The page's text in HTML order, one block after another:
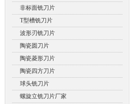
非标面铣刀片
T型槽铣刀片
波形刃铣刀片
陶瓷圆刀片
陶瓷菱形刀片
陶瓷四方刀片
球头铣刀片
螺旋立铣刀片厂家